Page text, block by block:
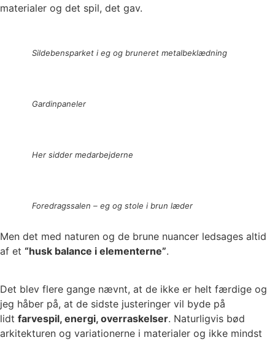
materialer og det spil, det gav.
Sildebensparket i eg og bruneret metalbeklædning
Gardinpaneler
Her sidder medarbejderne
Foredragssalen – eg og stole i brun læder
Men det med naturen og de brune nuancer ledsages altid
af et “husk balance i elementerne”.
Det blev flere gange nævnt, at de ikke er helt færdige og
jeg håber på, at de sidste justeringer vil byde på
lidt farvespil, energi, overraskelser. Naturligvis bød
arkitekturen og variationerne i materialer og ikke mindst